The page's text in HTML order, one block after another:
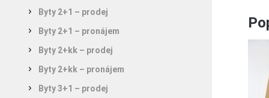
Byty 2+1 – prodej
Byty 2+1 – pronájem
Byty 2+kk – prodej
Byty 2+kk – pronájem
Byty 3+1 – prodej